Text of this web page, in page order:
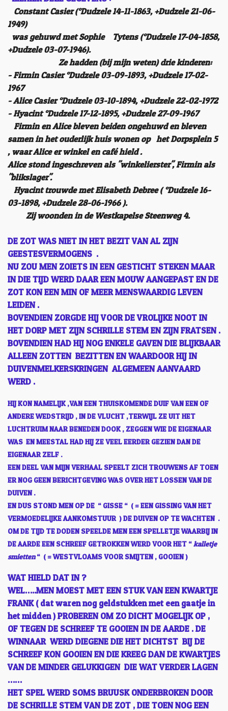
Constant Casier (°Dudzele 14-11-1863, +Dudzele 21-06-
1949)
was gehuwd met Sophie Tytens (°Dudzele 17-04-1858,
+Dudzele 03-07-1946).
Ze hadden (bij mijn weten) drie kinderen:
- Firmin Casier °Dudzele 03-09-1893, +Dudzele 17-02-
1967
- Alice Casier °Dudzele 03-10-1894, +Dudzele 22-02-1972
- Hyacint °Dudzele 17-12-1895, +Dudzele 27-09-1967
Firmin en Alice bleven beiden ongehuwd en bleven
samen in het ouderlijk huis wonen op het Dorpsplein 5
, waar Alice er winkel en café hield .
Alice stond ingeschreven als "winkelierster", Firmin als
"blikslager".
Hyacint trouwde met Elisabeth Debree ( °Dudzele 16-
03-1898, +Dudzele 28-06-1966 ).
Zij woonden in de Westkapelse Steenweg 4.
DE ZOT WAS NIET IN HET BEZIT VAN AL ZIJN
GEESTESVERMOGENS .
NU ZOU MEN ZOIETS IN EEN GESTICHT STEKEN MAAR
IN DIE TIJD WERD DAAR EEN MOUW AANGEPAST EN DE
ZOT KON EEN MIN OF MEER MENSWAARDIG LEVEN
LEIDEN .
BOVENDIEN ZORGDE HIJ VOOR DE VROLIJKE NOOT IN
HET DORP MET ZIJN SCHRILLE STEM EN ZIJN FRATSEN .
BOVENDIEN HAD HIJ NOG ENKELE GAVEN DIE BLIJKBAAR
ALLEEN ZOTTEN BEZITTEN EN WAARDOOR HIJ IN
DUIVENMELKERSKRINGEN ALGEMEEN AANVAARD
WERD .
HIJ KON NAMELIJK ,VAN EEN THUISKOMENDE DUIF VAN EEN OF
ANDERE WEDSTRIJD , IN DE VLUCHT ,TERWIJL ZE UIT HET
LUCHTRUIM NAAR BENEDEN DOOK , ZEGGEN WIE DE EIGENAAR
WAS EN MEESTAL HAD HIJ ZE VEEL EERDER GEZIEN DAN DE
EIGENAAR ZELF .
EEN DEEL VAN MIJN VERHAAL SPEELT ZICH TROUWENS AF TOEN
ER NOG GEEN BERICHTGEVING WAS OVER HET LOSSEN VAN DE
DUIVEN .
EN DUS STOND MEN OP DE “ GISSE “ ( = EEN GISSING VAN HET
VERMOEDELIJKE AANKOMSTUUR ) DE DUIVEN OP TE WACHTEN .
OM DE TIJD TE DODEN SPEELDE MEN EEN SPELLETJE WAARBIJ IN
DE AARDE EEN SCHREEF GETROKKENWERD VOOR HET “kalletje
smietten“ ( = WESTVLOAMS VOOR SMIJTEN , GOOIEN )
WAT HIELD DAT IN ?
WEL…..MEN MOEST MET EEN STUK VAN EEN KWARTJE
FRANK ( dat waren nog geldstukken met een gaatje in
het midden ) PROBEREN OM ZO DICHT MOGELIJK OP ,
OF TEGEN DE SCHREEF TE GOOIEN IN DE AARDE . DE
WINNAAR WERD DIEGENE DIE HET DICHTST BIJ DE
SCHREEF KON GOOIEN EN DIE KREEG DAN DE KWARTJES
VAN DE MINDER GELUKKIGEN DIE WAT VERDER LAGEN
……
HET SPEL WERD SOMS BRUUSK ONDERBROKEN DOOR
DE SCHRILLE STEM VAN DE ZOT , DIE TOEN NOG EEN